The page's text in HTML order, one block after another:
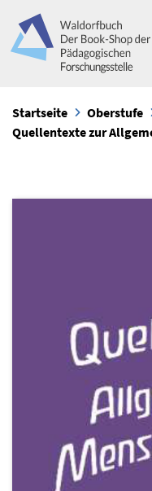
Startseite Oberstufe
Quellentexte zur